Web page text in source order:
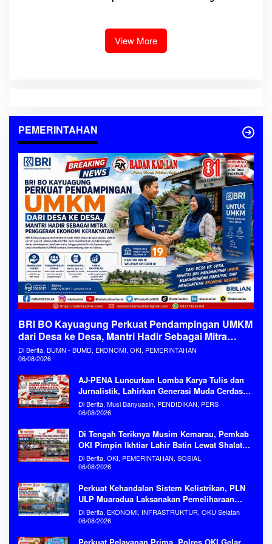
View More
PEMERINTAHAN
BRI BO Kayuagung Perkuat Pendampingan UMKM
dari Desa ke Desa, Mantri Hadir Sebagai Mitra
Penggerak Ekonomi Kerakyatan
Di Berita, BUMN - BUMD, EKONOMI, OKI, PEMERINTAHAN
06/08/2026
AJ-PENA Luncurkan Lomba Karya Tulis dan
Jurnalistik, Lahirkan Generasi Muda Cerdas
Menjaga Aset Bangsa
Di Berita, Musi Banyuasin, PENDIDIKAN, PERS
06/08/2026
Di Tengah Teriknya Musim Kemarau, Pemkab
OKI Pimpin Ikhtiar Lahir Batin Lewat Shalat
Istisqa Memohon Turunnya Hujan
Di Berita, OKI, PEMERINTAHAN, SOSIAL
06/08/2026
Perkuat Kehandalan Sistem Kelistrikan, PLN
ULP Muaradua Laksanakan Pemeliharaan
ROW dan HAR Konstruksi Gabungan Secara
Terpadu
Di Berita, EKONOMI, INFRASTRUKTUR, OKU Selatan
06/08/2026